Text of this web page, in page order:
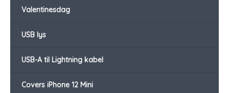
Valentinesdag
USB lys
USB-A til Lightning kabel
Covers iPhone 12 Mini